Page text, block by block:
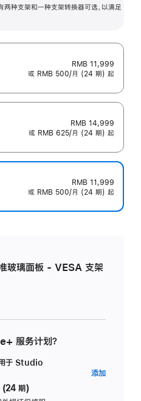
种支架和一种支架转换器可选，以满足
RMB 11,999
或 RMB 500/月 (24 期) 起
RMB 14,999
或 RMB 625/月 (24 期) 起
RMB 11,999
或 RMB 500/月 (24 期) 起
璃面板 - VESA 支架
服务计划？
于 Studio
(24 期)
添加